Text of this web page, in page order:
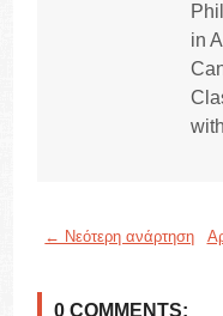
in
← Νεότερη ανάρτηση
0 COMMENTS: